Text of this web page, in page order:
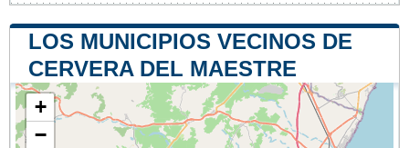
LOS MUNICIPIOS VECINOS DE
CERVERA DEL MAESTRE
+
−